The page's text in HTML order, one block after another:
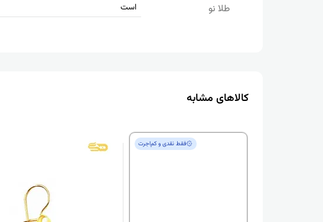
طلا نو است
کالاهای مشابه
فقط‌ نقدی و کم‌اجرت